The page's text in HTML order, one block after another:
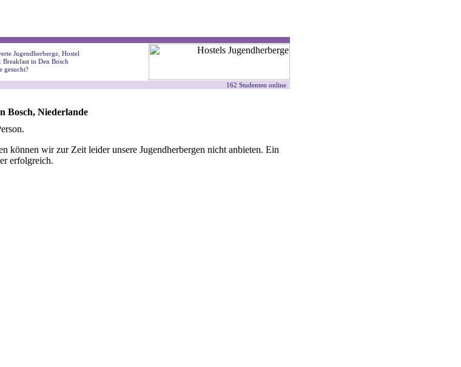
Jugendherberge, Hostel
Breakfast in Den Bosch
gesucht?
162 Studenten online
Bosch, Niederlande
können wir zur Zeit leider unsere Jugendherbergen nicht anbieten. Ein
erfolgreich.